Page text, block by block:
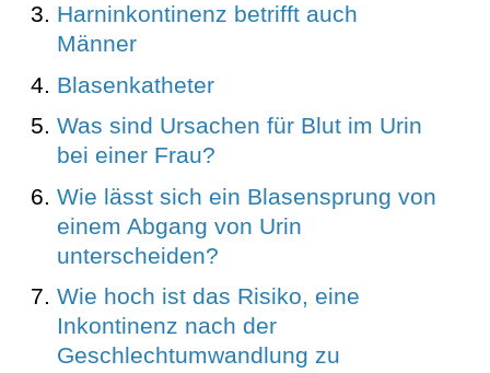
Harninkontinenz betrifft auch
Männer
Blasenkatheter
Was sind Ursachen für Blut im Urin
bei einer Frau?
Wie lässt sich ein Blasensprung von
einem Abgang von Urin
unterscheiden?
Wie hoch ist das Risiko, eine
Inkontinenz nach der
Geschlechtumwandlung zu